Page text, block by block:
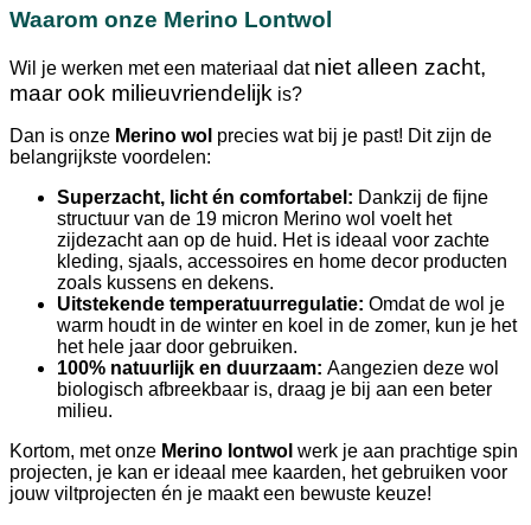
Waarom onze Merino Lontwol
Wil je werken met een materiaal dat niet alleen zacht,
maar ook milieuvriendelijk is?
Dan is onze Merino wol precies wat bij je past! Dit zijn de
belangrijkste voordelen:
Superzacht, licht én comfortabel: Dankzij de fijne
structuur van de 19 micron Merino wol voelt het
zijdezacht aan op de huid. Het is ideaal voor zachte
kleding, sjaals, accessoires en home decor producten
zoals kussens en dekens.
Uitstekende temperatuurregulatie: Omdat de wol je
warm houdt in de winter en koel in de zomer, kun je het
het hele jaar door gebruiken.
100% natuurlijk en duurzaam: Aangezien deze wol
biologisch afbreekbaar is, draag je bij aan een beter
milieu.
Kortom, met onze Merino lontwol werk je aan prachtige spin
projecten, je kan er ideaal mee kaarden, het gebruiken voor
jouw viltprojecten én je maakt een bewuste keuze!